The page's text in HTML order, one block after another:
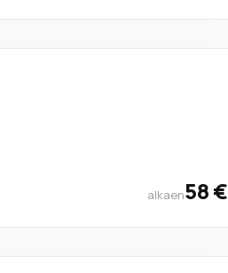
alkaen58 €